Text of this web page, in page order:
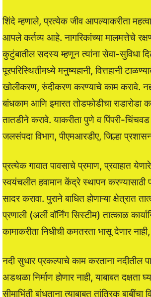
शिंदे म्हणाले, प्रत्येक जीव आपल्याकरीता
आपले कर्तव्य आहे. नागरिकांच्या मालमत्तेचे
कुटुंबातील सदस्य म्हणून त्यांना सेवा-सुविधा
पूरपरिस्थितीमध्ये मनुष्यहानी, वित्तहानी
खोलीकरण, रुंदीकरण करण्याचे काम करावे.
बांधकाम आणि इमारत तोडफोडीचा राडारोडा
तातडीने करावे. याकरीता पुणे व पिंपरी-चिंचवड
जलसंपदा विभाग, पीएमआरडीए, जिल्हा
प्रत्येक गावात पावसाचे प्रमाण, प्रवाहात
स्वयंचलीत हवामान केंद्रे स्थापन करण्यासाठी
सादर करावा. पुराने बाधित होणाऱ्या क्षेत्रात
प्रणाली (अर्ली वॉर्निंग सिस्टीम) तात्काळ
कामाकरीता निधीची कमतरता भासू देणार
नदी सुधार प्रकल्पाचे काम करताना नदीतील
अडथळा निर्माण होणार नाही, याबाबत
सीमाभिंती बांधताना त्याबाबत तांत्रिक बाबींचा